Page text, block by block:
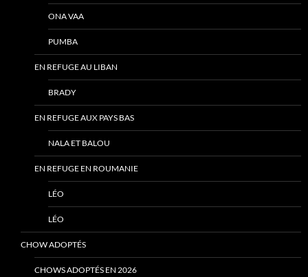
ONA VAA
PUMBA
EN REFUGE AU LIBAN
BRADY
EN REFUGE AUX PAYS BAS
NALA ET BALOU
EN REFUGE EN ROUMANIE
LÉO
LÉO
CHOW ADOPTÉS
CHOWS ADOPTÉS EN 2026